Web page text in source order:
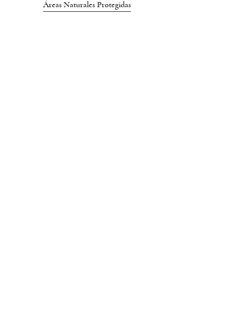
Áreas Naturales Protegidas